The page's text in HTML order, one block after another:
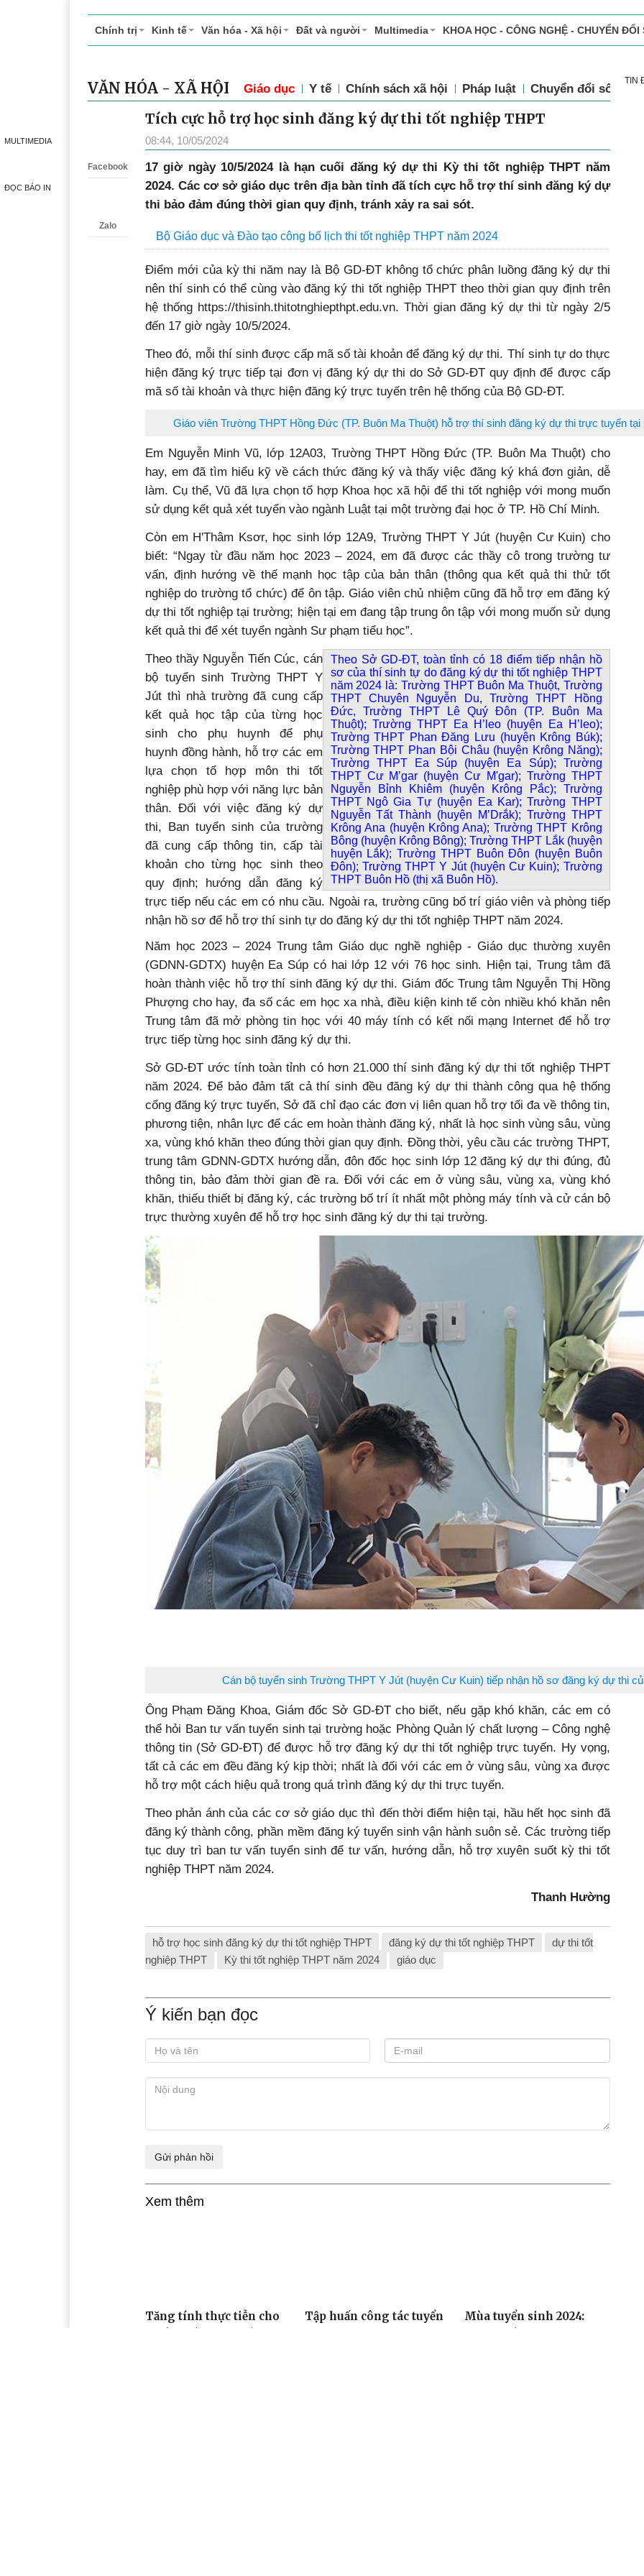
MULTIMEDIA
ĐỌC BÁO IN
Chính trị Kinh tế Văn hóa - Xã hội Đất và người Multimedia KHOA HỌC - CÔNG NGHỆ - CHUYỂN ĐỔI
VĂN HÓA - XÃ HỘI Giáo dục Y tế Chính sách xã hội Pháp luật Chuyển đổi số
Facebook
Zalo
Tích cực hỗ trợ học sinh đăng ký dự thi tốt nghiệp THPT
08:44, 10/05/2024
17 giờ ngày 10/5/2024 là hạn cuối đăng ký dự thi Kỳ thi tốt nghiệp THPT năm
2024. Các cơ sở giáo dục trên địa bàn tỉnh đã tích cực hỗ trợ thí sinh đăng ký dự
thi bảo đảm đúng thời gian quy định, tránh xảy ra sai sót.
Bộ Giáo dục và Đào tạo công bố lịch thi tốt nghiệp THPT năm 2024
Điểm mới của kỳ thi năm nay là Bộ GD-ĐT không tổ chức phân luồng đăng ký dự thi
nên thí sinh có thể cùng vào đăng ký thi tốt nghiệp THPT theo thời gian quy định trên
hệ thống https://thisinh.thitotnghiepthpt.edu.vn. Thời gian đăng ký dự thi từ ngày 2/5
đến 17 giờ ngày 10/5/2024.
Theo đó, mỗi thí sinh được cấp mã số tài khoản để đăng ký dự thi. Thí sinh tự do thực
hiện đăng ký trực tiếp tại đơn vị đăng ký dự thi do Sở GD-ĐT quy định để được cấp
mã số tài khoản và thực hiện đăng ký trực tuyến trên hệ thống của Bộ GD-ĐT.
Giáo viên Trường THPT Hồng Đức (TP. Buôn Ma Thuột) hỗ trợ thí sinh đăng ký dự thi trực tuyến
Em Nguyễn Minh Vũ, lớp 12A03, Trường THPT Hồng Đức (TP. Buôn Ma Thuột) cho
hay, em đã tìm hiểu kỹ về cách thức đăng ký và thấy việc đăng ký khá đơn giản, dễ
làm. Cụ thể, Vũ đã lựa chọn tổ hợp Khoa học xã hội để thi tốt nghiệp với mong muốn
sử dụng kết quả xét tuyển vào ngành Luật tại một trường đại học ở TP. Hồ Chí Minh.
Còn em H'Thâm Ksơr, học sinh lớp 12A9, Trường THPT Y Jút (huyện Cư Kuin) cho
biết: “Ngay từ đầu năm học 2023 – 2024, em đã được các thầy cô trong trường tư
vấn, định hướng về thế mạnh học tập của bản thân (thông qua kết quả thi thử tốt
nghiệp do trường tổ chức) để ôn tập. Giáo viên chủ nhiệm cũng đã hỗ trợ em đăng ký
dự thi tốt nghiệp tại trường; hiện tại em đang tập trung ôn tập với mong muốn sử dụng
kết quả thi để xét tuyển ngành Sư phạm tiểu học”.
Theo Sở GD-ĐT, toàn tỉnh có 18 điểm tiếp nhận hồ
sơ của thí sinh tự do đăng ký dự thi tốt nghiệp THPT
năm 2024 là: Trường THPT Buôn Ma Thuột, Trường
THPT Chuyên Nguyễn Du, Trường THPT Hồng
Đức, Trường THPT Lê Quý Đôn (TP. Buôn Ma
Thuột); Trường THPT Ea H’leo (huyện Ea H’leo);
Trường THPT Phan Đăng Lưu (huyện Krông Búk);
Trường THPT Phan Bội Châu (huyện Krông Năng);
Trường THPT Ea Súp (huyện Ea Súp); Trường
THPT Cư M’gar (huyện Cư M'gar); Trường THPT
Nguyễn Bỉnh Khiêm (huyện Krông Pắc); Trường
THPT Ngô Gia Tự (huyện Ea Kar); Trường THPT
Nguyễn Tất Thành (huyện M’Drắk); Trường THPT
Krông Ana (huyện Krông Ana); Trường THPT Krông
Bông (huyện Krông Bông); Trường THPT Lắk (huyện
huyện Lắk); Trường THPT Buôn Đôn (huyện Buôn
Đôn); Trường THPT Y Jút (huyện Cư Kuin); Trường
THPT Buôn Hồ (thị xã Buôn Hồ).
Theo thầy Nguyễn Tiến Cúc, cán
bộ tuyển sinh Trường THPT Y
Jút thì nhà trường đã cung cấp
kết quả học tập của từng học
sinh cho phụ huynh để phụ
huynh đồng hành, hỗ trợ các em
lựa chọn tổ hợp môn thi tốt
nghiệp phù hợp với năng lực bản
thân. Đối với việc đăng ký dự
thi, Ban tuyển sinh của trường
đã cung cấp thông tin, cấp tài
khoản cho từng học sinh theo
quy định; hướng dẫn đăng ký
trực tiếp nếu các em có nhu cầu. Ngoài ra, trường cũng bố trí giáo viên và phòng tiếp
nhận hồ sơ để hỗ trợ thí sinh tự do đăng ký dự thi tốt nghiệp THPT năm 2024.
Năm học 2023 – 2024 Trung tâm Giáo dục nghề nghiệp - Giáo dục thường xuyên
(GDNN-GDTX) huyện Ea Súp có hai lớp 12 với 76 học sinh. Hiện tại, Trung tâm đã
hoàn thành việc hỗ trợ thí sinh đăng ký dự thi. Giám đốc Trung tâm Nguyễn Thị Hồng
Phượng cho hay, đa số các em học xa nhà, điều kiện kinh tế còn nhiều khó khăn nên
Trung tâm đã mở phòng tin học với 40 máy tính có kết nối mạng Internet để hỗ trợ
trực tiếp từng học sinh đăng ký dự thi.
Sở GD-ĐT ước tính toàn tỉnh có hơn 21.000 thí sinh đăng ký dự thi tốt nghiệp THPT
năm 2024. Để bảo đảm tất cả thí sinh đều đăng ký dự thi thành công qua hệ thống
cổng đăng ký trực tuyến, Sở đã chỉ đạo các đơn vị liên quan hỗ trợ tối đa về thông tin,
phương tiện, nhân lực để các em hoàn thành đăng ký, nhất là học sinh vùng sâu, vùng
xa, vùng khó khăn theo đúng thời gian quy định. Đồng thời, yêu cầu các trường THPT,
trung tâm GDNN-GDTX hướng dẫn, đôn đốc học sinh lớp 12 đăng ký dự thi đúng, đủ
thông tin, bảo đảm thời gian đề ra. Đối với các em ở vùng sâu, vùng xa, vùng khó
khăn, thiếu thiết bị đăng ký, các trường bố trí ít nhất một phòng máy tính và cử cán bộ
trực thường xuyên để hỗ trợ học sinh đăng ký dự thi tại trường.
Cán bộ tuyển sinh Trường THPT Y Jút (huyện Cư Kuin) tiếp nhận hồ sơ đăng ký dự thi
Ông Phạm Đăng Khoa, Giám đốc Sở GD-ĐT cho biết, nếu gặp khó khăn, các em có
thể hỏi Ban tư vấn tuyển sinh tại trường hoặc Phòng Quản lý chất lượng – Công nghệ
thông tin (Sở GD-ĐT) để được hỗ trợ đăng ký dự thi tốt nghiệp trực tuyến. Hy vọng,
tất cả các em đều đăng ký kịp thời; nhất là đối với các em ở vùng sâu, vùng xa được
hỗ trợ một cách hiệu quả trong quá trình đăng ký dự thi trực tuyến.
Theo phản ánh của các cơ sở giáo dục thì đến thời điểm hiện tại, hầu hết học sinh đã
đăng ký thành công, phần mềm đăng ký tuyển sinh vận hành suôn sẻ. Các trường tiếp
tục duy trì ban tư vấn tuyển sinh để tư vấn, hướng dẫn, hỗ trợ xuyên suốt kỳ thi tốt
nghiệp THPT năm 2024.
Thanh Hường
hỗ trợ học sinh đăng ký dự thi tốt nghiệp THPT đăng ký dự thi tốt nghiệp THPT
dự thi tốt
nghiệp THPT
Kỳ thi tốt nghiệp THPT năm 2024 giáo dục
Ý kiến bạn đọc
Xem thêm
Tăng tính thực tiễn cho
Tập huấn công tác tuyển
Mùa tuyển sinh 2024:
TIN